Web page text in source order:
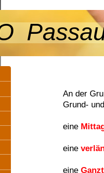
An der
Grund-
eine
eine
eine